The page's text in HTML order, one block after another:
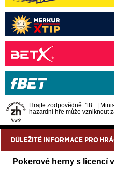
Hrajte zodpovědně. 18+ |
hazardní hře může vzniknout
DŮLEŽITÉ INFORMACE PRO
Pokerové herny s